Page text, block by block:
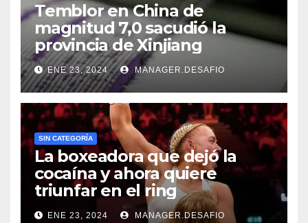
Temblor en China de
magnitud 7,0 sacudió la
provincia de Xinjiang
ENE 23, 2024 MANAGER.DESAFIO
SIN CATEGORÍA
La boxeadora que dejó la
cocaína y ahora quiere
triunfar en el ring​
ENE 23, 2024 MANAGER.DESAFIO